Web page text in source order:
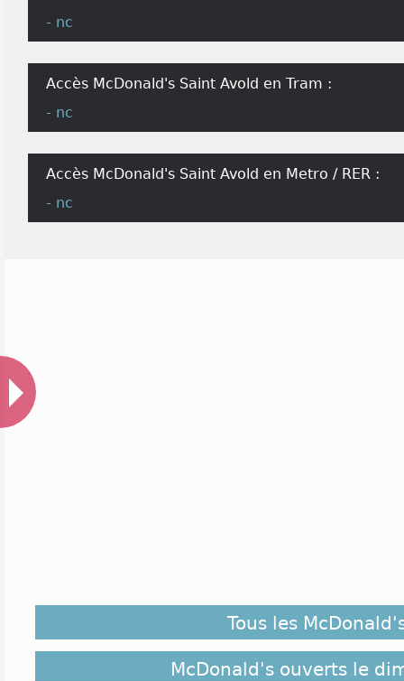
- nc
Accès McDonald's Saint Avold en Tram :
- nc
Accès McDonald's Saint Avold en Metro / RER :
- nc
Tous les
McDonald's ouverts le